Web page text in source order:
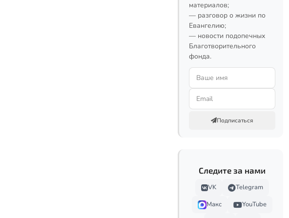
материалов;
— разговор о жизни по
Евангелию;
— новости подопечных
Благотворительного
фонда.
Подписаться
Следите за нами
VK
Telegram
Макс
YouTube